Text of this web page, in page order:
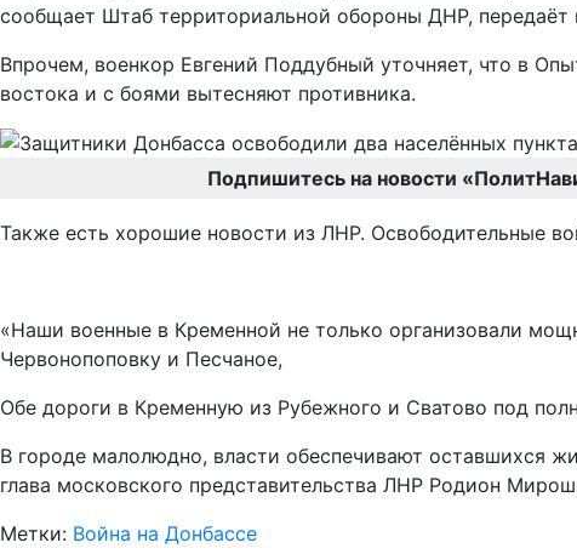
сообщает Штаб территориальной обороны ДНР, передаёт
Впрочем, военкор Евгений Поддубный уточняет, что в
востока и с боями вытесняют противника.
Подпишитесь на новости
Также есть хорошие новости из ЛНР. Освободительные
«Наши военные в Кременной не только организовали
Червонопоповку и Песчаное,
Обе дороги в Кременную из Рубежного и Сватово под
В городе малолюдно, власти обеспечивают оставшихся
глава московского представительства ЛНР Родион
Метки: Война на Донбассе